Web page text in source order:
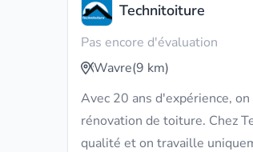
Technitoiture
Pas encore d'évaluation
Wavre(9 km)
Avec 20 ans d'expérience,
rénovation de toiture. Chez
qualité et on travaille